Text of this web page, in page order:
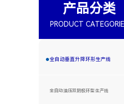
产品分类
PRODUCT
全自动垂直升降环形生产线
全自动油压双阴极环型生产线